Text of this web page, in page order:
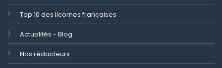
Top 10 des licornes françaises
Actualités - Blog
Nos rédacteurs